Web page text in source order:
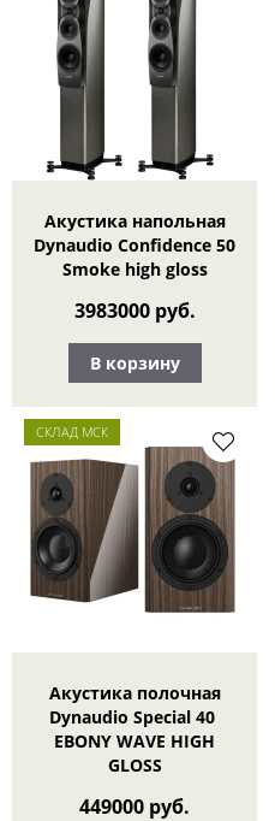
Акустика напольная
Dynaudio Confidence 50
Smoke high gloss
3983000 руб.
В корзину
СКЛАД МСК
Акустика полочная
Dynaudio Special 40
EBONY WAVE HIGH
GLOSS
449000 руб.